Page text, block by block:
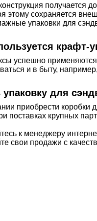
получается
этому сохраняется
упаковки для
крафт-
успешно
и в быту,
упаковку для
приобрести коробки
поставках крупных
к менеджеру
свои продажи с